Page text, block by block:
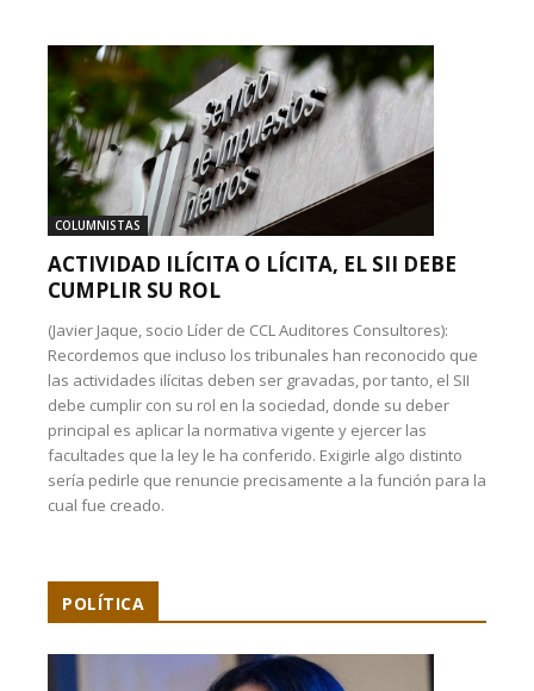
COLUMNISTAS
ACTIVIDAD ILÍCITA O LÍCITA, EL SII DEBE
CUMPLIR SU ROL
(Javier Jaque, socio Líder de CCL Auditores Consultores):
Recordemos que incluso los tribunales han reconocido que
las actividades ilícitas deben ser gravadas, por tanto, el SII
debe cumplir con su rol en la sociedad, donde su deber
principal es aplicar la normativa vigente y ejercer las
facultades que la ley le ha conferido. Exigirle algo distinto
sería pedirle que renuncie precisamente a la función para la
cual fue creado.
POLÍTICA